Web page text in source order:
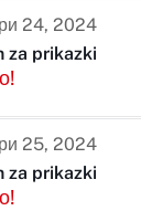
24, 2024
za prikazki
25, 2024
za prikazki